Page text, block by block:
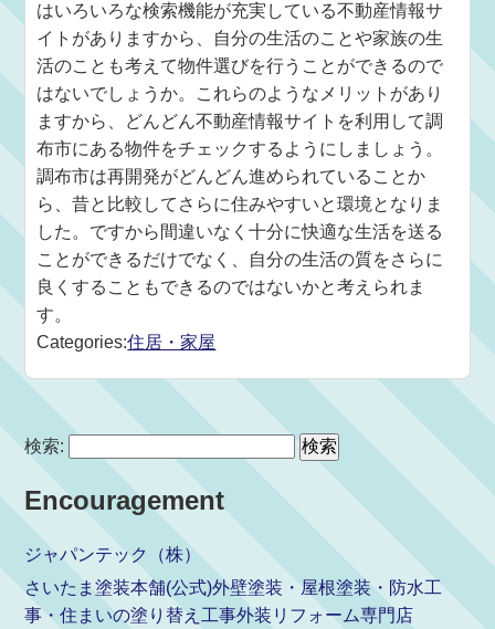
はいろいろな検索機能が充実している不動産情報サ
イトがありますから、自分の生活のことや家族の生
活のことも考えて物件選びを行うことができるので
はないでしょうか。これらのようなメリットがあり
ますから、どんどん不動産情報サイトを利用して調
布市にある物件をチェックするようにしましょう。
調布市は再開発がどんどん進められていることか
ら、昔と比較してさらに住みやすいと環境となりま
した。ですから間違いなく十分に快適な生活を送る
ことができるだけでなく、自分の生活の質をさらに
良くすることもできるのではないかと考えられま
す。
Categories:住居・家屋
検索:
Encouragement
ジャパンテック（株）
さいたま塗装本舗(公式)外壁塗装・屋根塗装・防水工
事・住まいの塗り替え工事外装リフォーム専門店